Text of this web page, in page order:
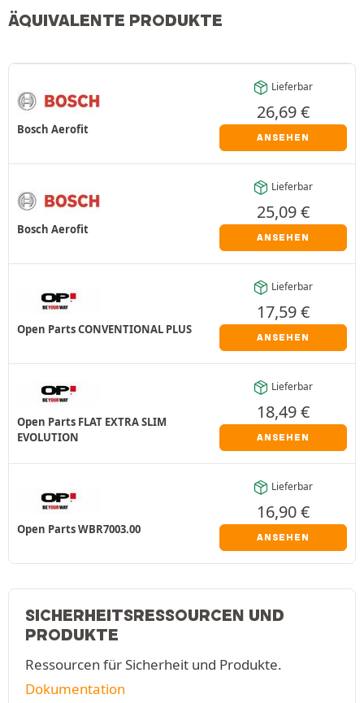
ÄQUIVALENTE PRODUKTE
Bosch Aerofit
Lieferbar
26,69€
ANSEHEN
Bosch Aerofit
Lieferbar
25,09€
ANSEHEN
Open Parts CONVENTIONAL PLUS
Lieferbar
17,59€
ANSEHEN
Open Parts FLAT EXTRA SLIM
EVOLUTION
Lieferbar
18,49€
ANSEHEN
Open Parts WBR7003.00
Lieferbar
16,90€
ANSEHEN
SICHERHEITSRESSOURCEN UND
PRODUKTE
Ressourcen für Sicherheit und Produkte.
Dokumentation